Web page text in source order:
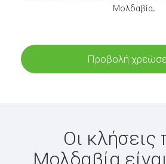
Μολδαβία.
Προβολή
Οι κλήσεις
Μολδαβία